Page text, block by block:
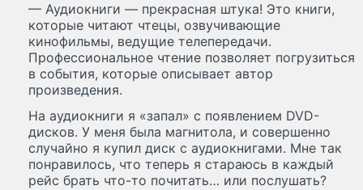
— Аудиокниги — прекрасная штука! Это книги,
которые читают чтецы, озвучивающие
кинофильмы, ведущие телепередачи.
Профессиональное чтение позволяет погрузиться
в события, которые описывает автор
произведения.
На аудиокниги я «запал» с появлением DVD-
дисков. У меня была магнитола, и совершенно
случайно я купил диск с аудиокнигами. Мне так
понравилось, что теперь я стараюсь в каждый
рейс брать что-то почитать… или послушать?